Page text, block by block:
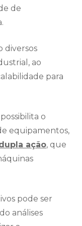
de
diversos
ao
para
o
equipamentos,
ação, que
pode ser
análises